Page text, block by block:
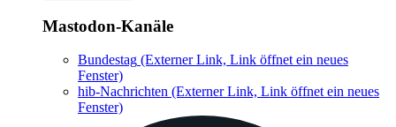
Mastodon-Kanäle
Bundestag (Externer Link, Link öffnet ein neues
Fenster)
hib-Nachrichten (Externer Link, Link öffnet ein neues
Fenster)